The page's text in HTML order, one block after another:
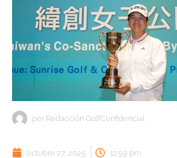
por Redacción GolfConfidencial
octubre 27, 2025 12:59 pm